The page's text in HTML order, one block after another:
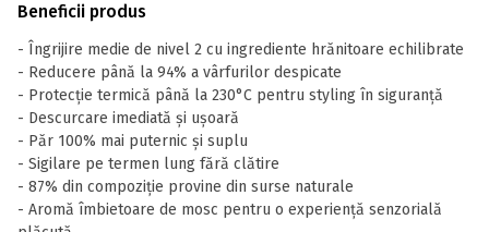
Beneficii produs
- Îngrijire medie de nivel 2 cu ingrediente hrănitoare echilibrate
- Reducere până la 94% a vârfurilor despicate
- Protecție termică până la 230°C pentru styling în siguranță
- Descurcare imediată și ușoară
- Păr 100% mai puternic și suplu
- Sigilare pe termen lung fără clătire
- 87% din compoziție provine din surse naturale
- Aromă îmbietoare de mosc pentru o experiență senzorială